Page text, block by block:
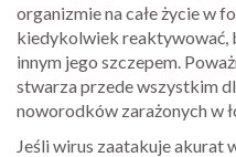
organizmie na całe życie w
kiedykolwiek reaktywować,
innym jego szczepem.
stwarza przede wszystkim
noworodków zarażonych w
Jeśli wirus zaatakuje akurat